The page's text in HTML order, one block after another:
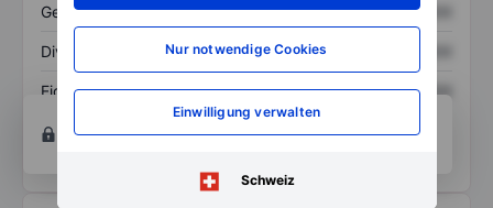
Nur notwendige Cookies
Einwilligung verwalten
Schweiz
Gewinn je Aktie XXXXXXX XXXXXXX
Dividende je Aktie XXXXXXX
Eigenkapitalrendite XXXXXXX
XXXXXXX
um Zugriff auf mehr Diagramm-